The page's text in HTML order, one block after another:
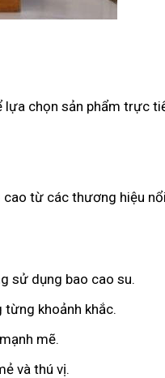
lựa chọn sản phẩm trực
cao từ các thương hiệu
sử dụng bao cao su.
từng khoảnh khắc.
mẽ.
và thú vị.